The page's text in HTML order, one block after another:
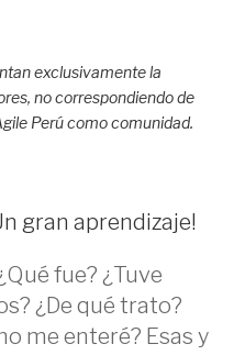
exclusivamente la
no correspondiendo de
Perú como comunidad.
gran aprendizaje!
fue? ¿Tuve
¿De qué trato?
me enteré? Esas y